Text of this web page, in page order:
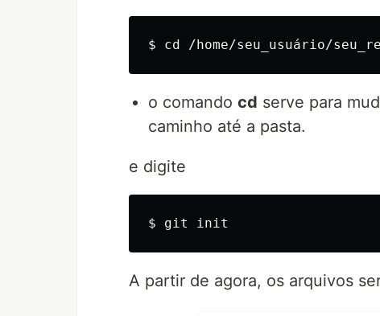
o comando cd serve para
caminho até a pasta.
e digite
A partir de agora, os arquivos